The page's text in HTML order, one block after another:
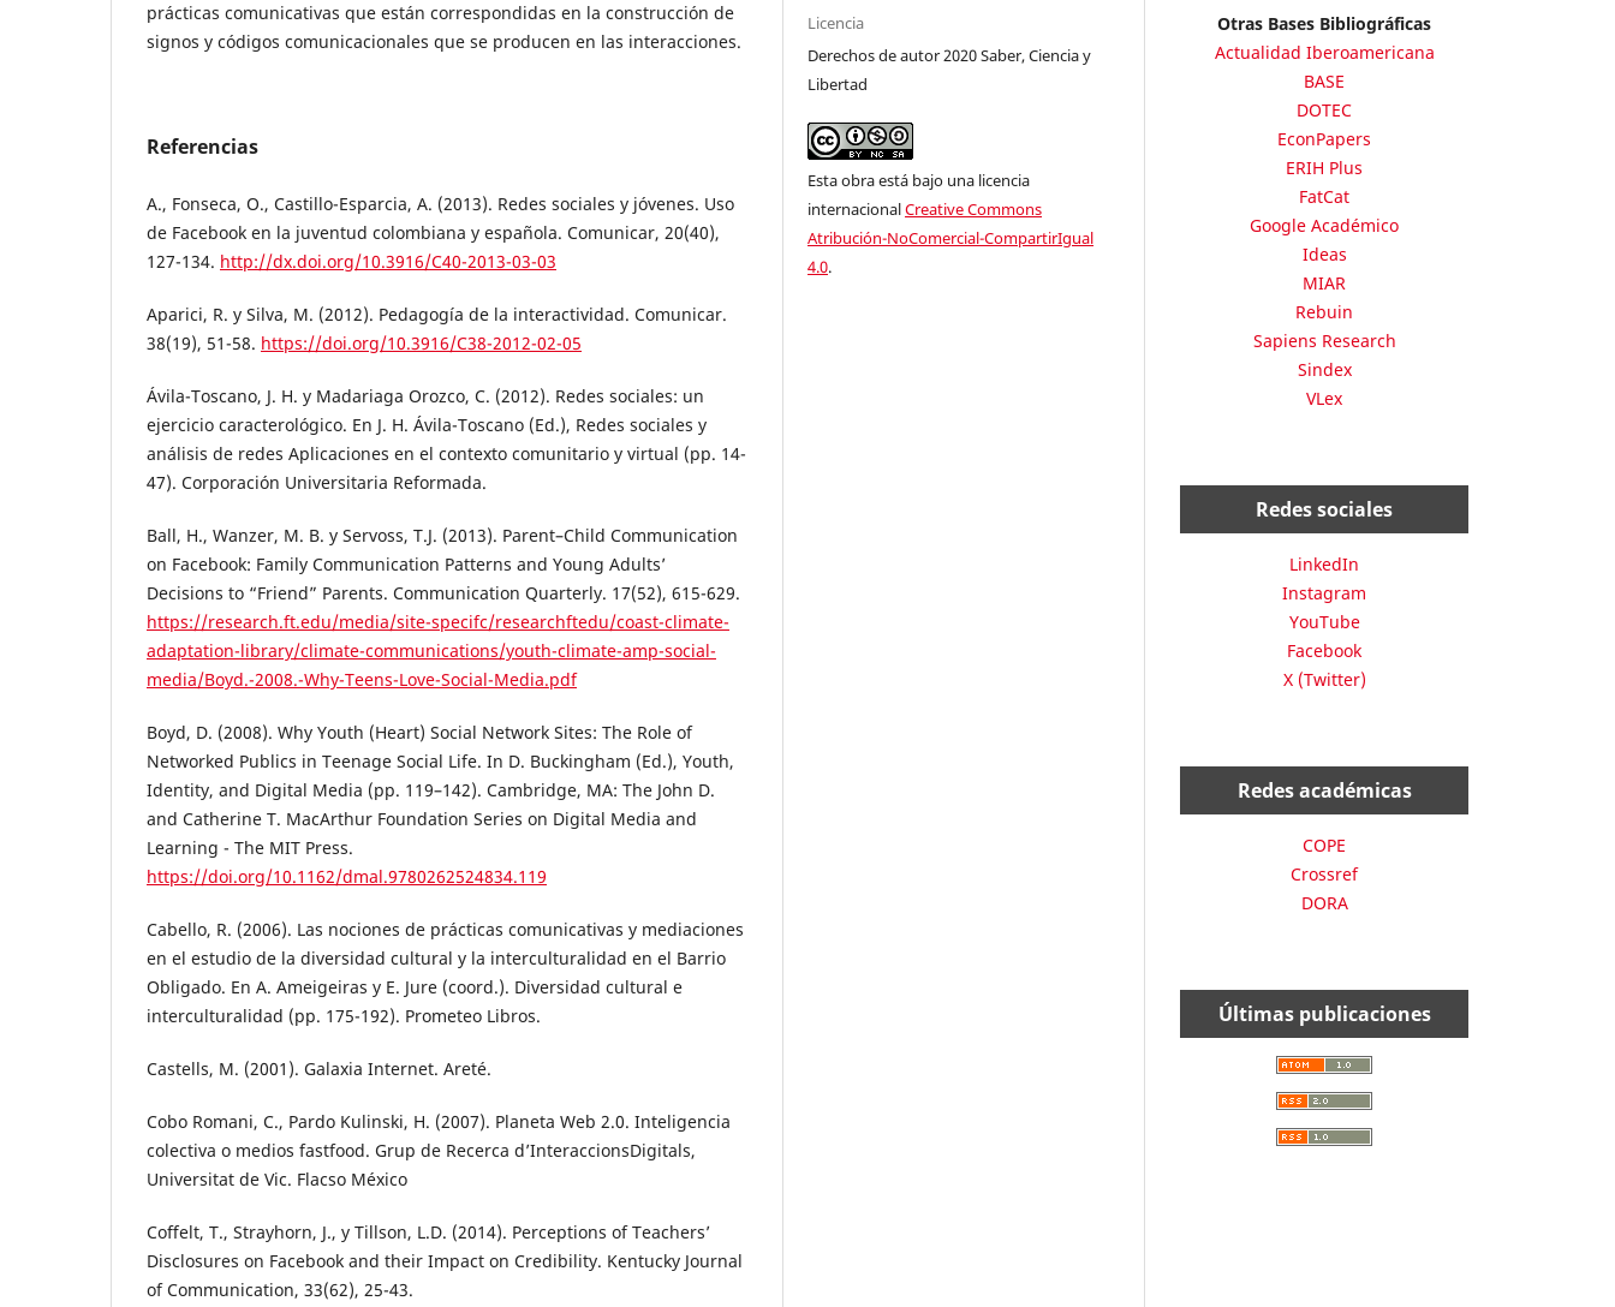
prácticas comunicativas que están correspondidas en la construcción de
signos y códigos comunicacionales que se producen en las interacciones.
Referencias
A., Fonseca, O., Castillo-Esparcia, A. (2013). Redes sociales y jóvenes. Uso
de Facebook en la juventud colombiana y española. Comunicar, 20(40),
127-134. http://dx.doi.org/10.3916/C40-2013-03-03
Aparici, R. y Silva, M. (2012). Pedagogía de la interactividad. Comunicar.
38(19), 51-58. https://doi.org/10.3916/C38-2012-02-05
Ávila-Toscano, J. H. y Madariaga Orozco, C. (2012). Redes sociales: un
ejercicio caracterológico. En J. H. Ávila-Toscano (Ed.), Redes sociales y
análisis de redes Aplicaciones en el contexto comunitario y virtual (pp. 14-
47). Corporación Universitaria Reformada.
Ball, H., Wanzer, M. B. y Servoss, T.J. (2013). Parent–Child Communication
on Facebook: Family Communication Patterns and Young Adults’
Decisions to “Friend” Parents. Communication Quarterly. 17(52), 615-629.
https://research.ft.edu/media/site-specifc/researchftedu/coast-climate-
adaptation-library/climate-communications/youth-climate-amp-social-
media/Boyd.-2008.-Why-Teens-Love-Social-Media.pdf
Boyd, D. (2008). Why Youth (Heart) Social Network Sites: The Role of
Networked Publics in Teenage Social Life. In D. Buckingham (Ed.), Youth,
Identity, and Digital Media (pp. 119–142). Cambridge, MA: The John D.
and Catherine T. MacArthur Foundation Series on Digital Media and
Learning - The MIT Press.
https://doi.org/10.1162/dmal.9780262524834.119
Cabello, R. (2006). Las nociones de prácticas comunicativas y mediaciones
en el estudio de la diversidad cultural y la interculturalidad en el Barrio
Obligado. En A. Ameigeiras y E. Jure (coord.). Diversidad cultural e
interculturalidad (pp. 175-192). Prometeo Libros.
Castells, M. (2001). Galaxia Internet. Areté.
Cobo Romani, C., Pardo Kulinski, H. (2007). Planeta Web 2.0. Inteligencia
colectiva o medios fastfood. Grup de Recerca d’InteraccionsDigitals,
Universitat de Vic. Flacso México
Coﬀelt, T., Strayhorn, J., y Tillson, L.D. (2014). Perceptions of Teachers’
Disclosures on Facebook and their Impact on Credibility. Kentucky Journal
of Communication, 33(62), 25-43.
Licencia
Derechos de autor 2020 Saber, Ciencia y
Libertad
Esta obra está bajo una licencia
internacionalCreative Commons
Atribución-NoComercial-CompartirIgual
4.0.
Otras Bases Bibliográficas
Actualidad Iberoamericana
BASE
DOTEC
EconPapers
ERIH Plus
FatCat
Google Académico
Ideas
MIAR
Rebuin
Sapiens Research
Sindex
VLex
Redes sociales
LinkedIn
Instagram
YouTube
Facebook
X (Twitter)
Redes académicas
COPE
Crossref
DORA
Últimas publicaciones